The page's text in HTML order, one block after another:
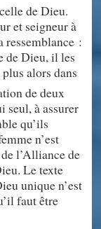
de Dieu.
et seigneur à
ressemblance :
de Dieu, il les
alors dans
de deux
seul, à assurer
qu’ils
n’est
l’Alliance de
Le texte
unique n’est
faut être